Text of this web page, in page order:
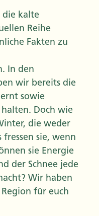
kalte
Reihe
Fakten zu
In den
wir bereits die
sowie
Doch wie
die weder
fressen sie, wenn
sie Energie
der Schnee jede
Wir haben
für euch